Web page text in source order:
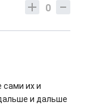
0
сами их и
и дальше